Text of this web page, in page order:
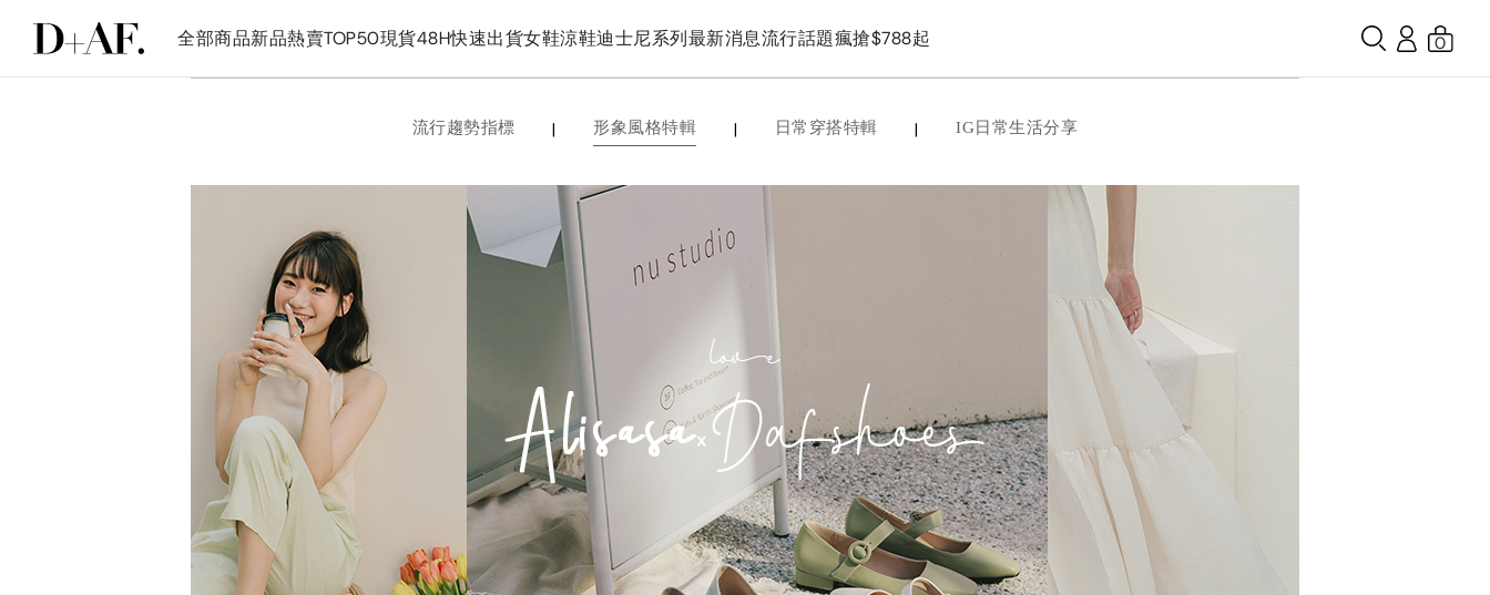
全部商品新品熱賣TOP50現貨48H快速出貨女鞋涼鞋迪士尼系列最新消息流行話題瘋搶$788起 0
流行趨勢指標 | 形象風格特輯 | 日常穿搭特輯 | IG日常生活分享